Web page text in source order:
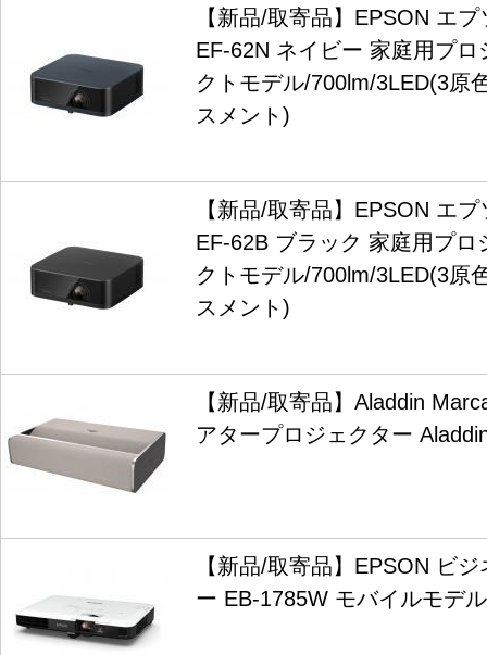
【新品/取寄品】EPSON エ
EF-62N ネイビー 家庭用プ
クトモデル/700lm/3LED(3原
スメント)
【新品/取寄品】EPSON エ
EF-62B ブラック 家庭用プロ
クトモデル/700lm/3LED(3原
スメント)
【新品/取寄品】Aladdin
アタープロジェクター
【新品/取寄品】EPSON ビ
ー EB-1785W モバイルモデ